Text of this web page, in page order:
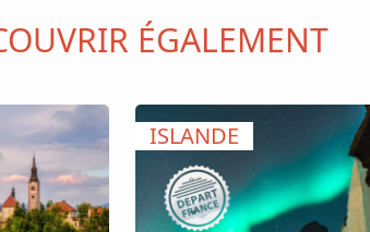
ÉGALEMENT
ISLANDE